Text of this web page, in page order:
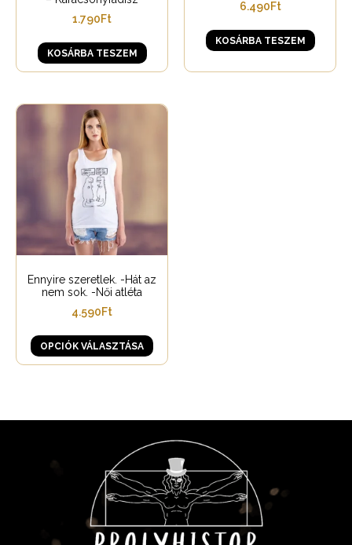
1.790Ft
KOSÁRBA TESZEM
6.490Ft
KOSÁRBA TESZEM
Ennyire szeretlek. -Hát az
nem sok. -Női atléta
4.590Ft
OPCIÓK VÁLASZTÁSA